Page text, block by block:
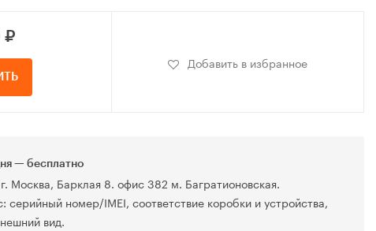
₽
Добавить в избранное
— бесплатно
Москва, Барклая 8. офис 382 м. Багратионовская.
серийный номер/IMEI, соответствие коробки и устройства,
вид.